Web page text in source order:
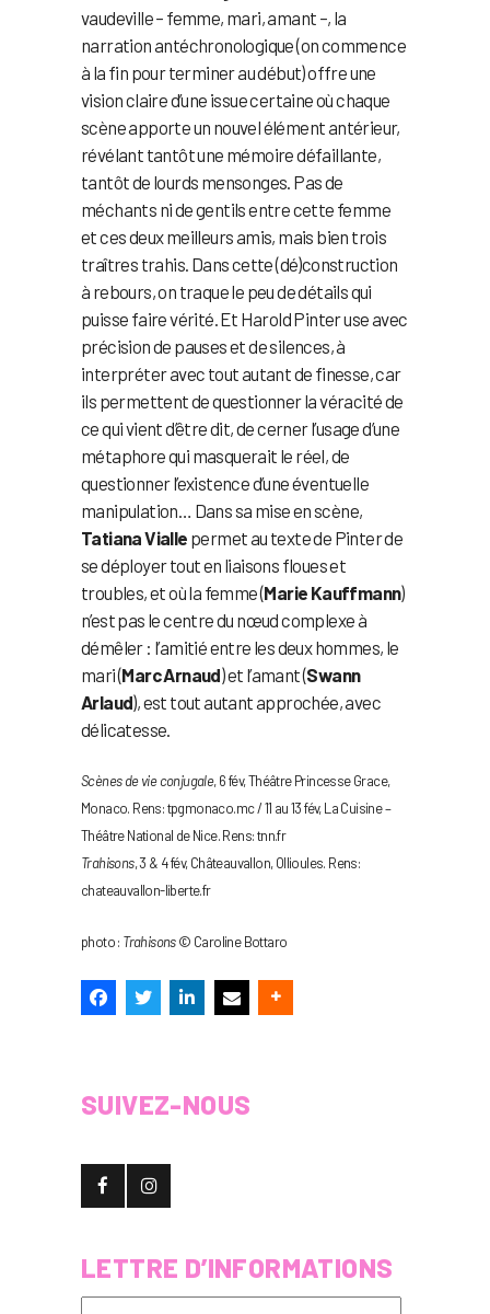
vaudeville – femme, mari, amant –, la
narration antéchronologique (on commence
à la fin pour terminer au début) offre une
vision claire d’une issue certaine où chaque
scène apporte un nouvel élément antérieur,
révélant tantôt une mémoire défaillante,
tantôt de lourds mensonges. Pas de
méchants ni de gentils entre cette femme
et ces deux meilleurs amis, mais bien trois
traîtres trahis. Dans cette (dé)construction
à rebours, on traque le peu de détails qui
puisse faire vérité. Et Harold Pinter use avec
précision de pauses et de silences, à
interpréter avec tout autant de finesse, car
ils permettent de questionner la véracité de
ce qui vient d’être dit, de cerner l’usage d’une
métaphore qui masquerait le réel, de
questionner l’existence d’une éventuelle
manipulation… Dans sa mise en scène,
Tatiana Vialle permet au texte de Pinter de
se déployer tout en liaisons floues et
troubles, et où la femme (Marie Kauffmann)
n’est pas le centre du nœud complexe à
démêler : l’amitié entre les deux hommes, le
mari (Marc Arnaud) et l’amant (Swann
Arlaud), est tout autant approchée, avec
délicatesse.
Scènes de vie conjugale, 6 fév, Théâtre Princesse Grace,
Monaco. Rens: tpgmonaco.mc / 11 au 13 fév, La Cuisine –
Théâtre National de Nice. Rens: tnn.fr
Trahisons, 3 & 4 fév, Châteauvallon, Ollioules. Rens:
chateauvallon-liberte.fr
photo : Trahisons© Caroline Bottaro
SUIVEZ-NOUS
LETTRE D’INFORMATIONS